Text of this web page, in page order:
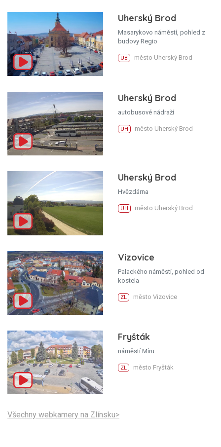
Uherský Brod
Masarykovo náměstí, pohled z
budovy Regio
UB město Uherský Brod
Uherský Brod
autobusové nádraží
UH město Uherský Brod
Uherský Brod
Hvězdárna
UH město Uherský Brod
Vizovice
Palackého náměstí, pohled od
kostela
ZL město Vizovice
Fryšták
náměstí Míru
ZL město Fryšták
Všechny webkamery na Zlínsku>